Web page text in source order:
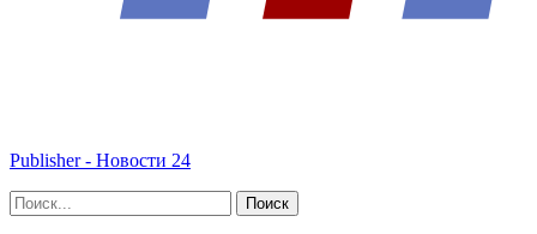
Publisher - Новости 24